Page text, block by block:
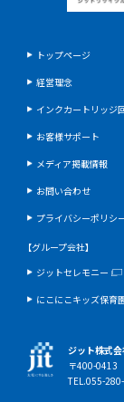
トップページ
経営理念
インクカートリッジ
お客様サポート
メディア掲載情報
お問い合わせ
プライバシーポリシ
【グループ会社】
ジットセレモニー
にこにこキッズ保育
ジット株式
〒400-0413
TEL.055-